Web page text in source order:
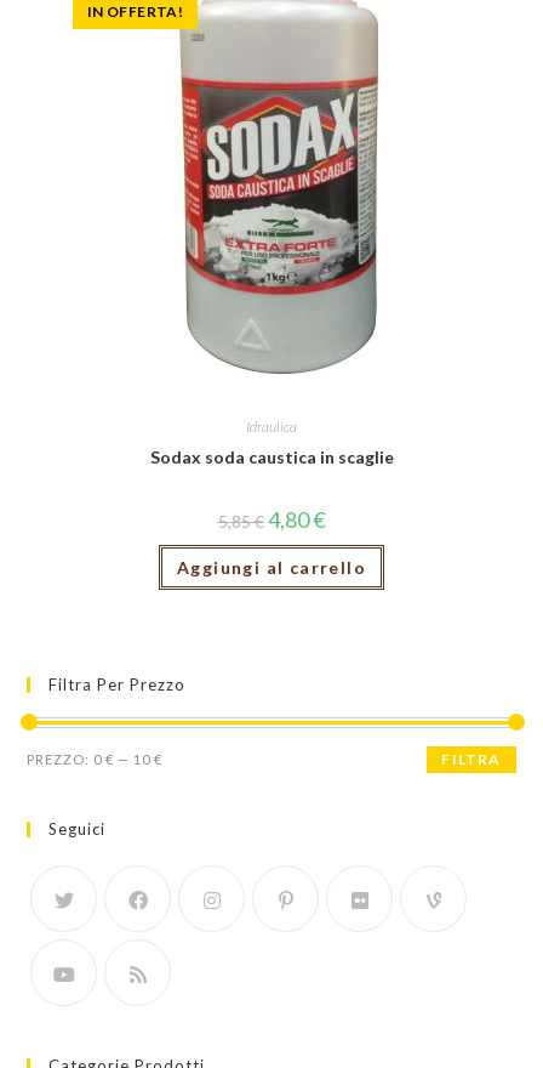
IN OFFERTA!
Idraulica
Sodax soda caustica in scaglie
5,85€ 4,80€
Aggiungi al carrello
Filtra Per Prezzo
Prezzo
Prezzo
FILTRA
PREZZO: 0 € — 10 €
Seguici